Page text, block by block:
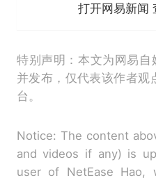
打开网易新闻
特别声明：本文为网易自
并发布，仅代表该作者观
台。
Notice: The content
and videos if any) is
user of NetEase Hao,